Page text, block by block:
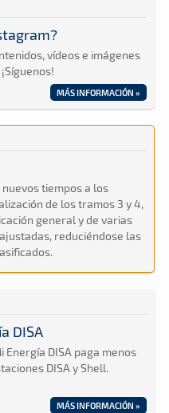
vídeos e imágenes
MÁS INFORMACIÓN »
tiempos a los
de los tramos 3 y 4,
general y de varias
reduciéndose las
DISA
Energía DISA paga menos
DISA y Shell.
MÁS INFORMACIÓN »